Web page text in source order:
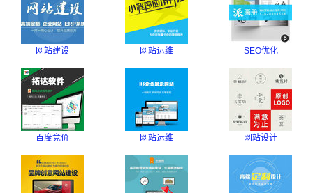
网站建设 网站运维 SEO优化
百度竞价 网站运维 网站设计